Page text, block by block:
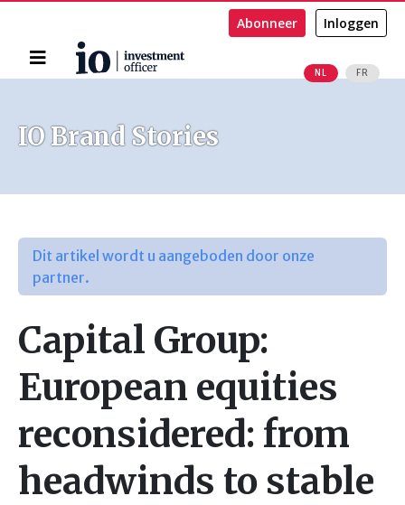
Home
NL FR
Abonneer Inloggen
IO Brand Stories
Dit artikel wordt u aangeboden door onze
partner.
Capital Group:
European equities
reconsidered: from
headwinds to stable